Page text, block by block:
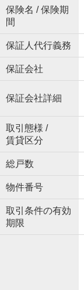
保険名 / 保険期
間
保証人代行義務
保証会社
保証会社詳細
取引態様 /
賃貸区分
総戸数
物件番号
取引条件の有効
期限